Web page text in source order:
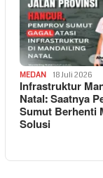
MEDAN 18 Juli 2026
Infrastruktur
Natal: Saatnya
Sumut Berhenti
Solusi